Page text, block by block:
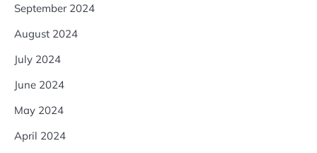
September 2024
August 2024
July 2024
June 2024
May 2024
April 2024